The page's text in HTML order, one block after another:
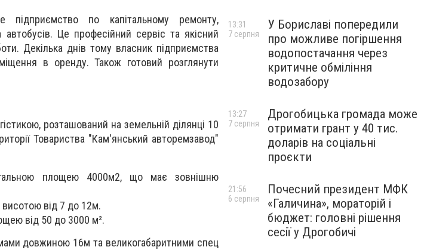
підприємство по капітальному ремонту,
Це професійний сервіс та якісний
Декілька днів тому власник підприємства
в оренду. Також готовий розглянути
розташований на земельній ділянці 10
Товариства "Кам'янський авторемзавод"
площею 4000м2, що має зовнішню
від 7 до 12м.
від 50 до 3000 м².
довжиною 16м та великогабаритними спец
У Бориславі попередили
про можливе погіршення
водопостачання через
критичне обміління
водозабору
13:31
7 серпня
Дрогобицька громада може
отримати грант у 40 тис.
доларів на соціальні
проєкти
13:27
7 серпня
Почесний президент МФК
«Галичина», мораторій і
бюджет: головні рішення
сесії у Дрогобичі
21:56
6 серпня